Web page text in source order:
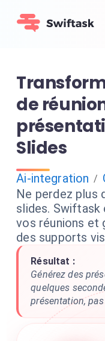
de
Slides
Ai-integration /
Ne perdez plus
slides.
vos réunions et
des supports
Résultat :
Générez des
quelques
présentation,